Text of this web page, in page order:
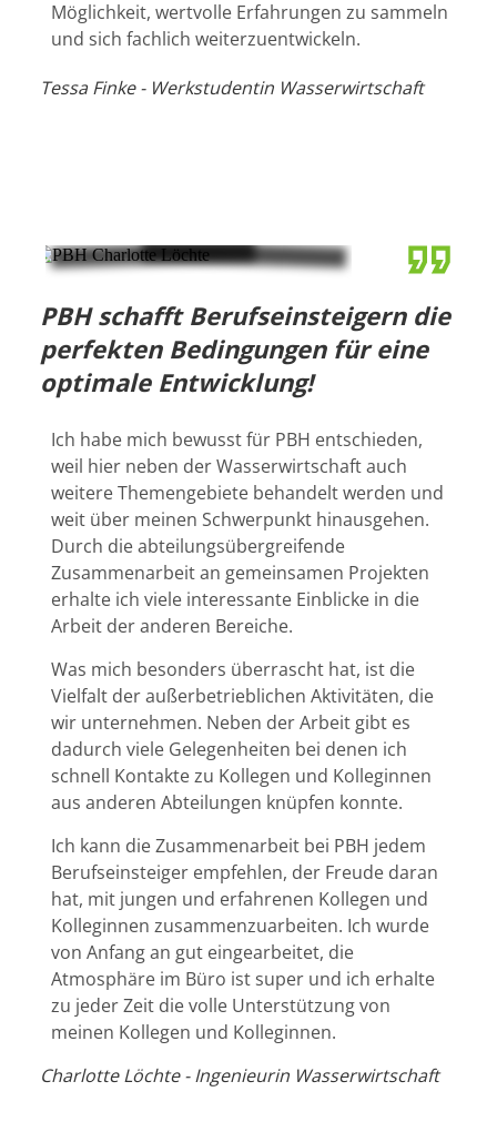
Möglichkeit, wertvolle Erfahrungen zu sammeln
und sich fachlich weiterzuentwickeln.
Tessa Finke - Werkstudentin Wasserwirtschaft
PBH schafft Berufseinsteigern die
perfekten Bedingungen für eine
optimale Entwicklung!
Ich habe mich bewusst für PBH entschieden,
weil hier neben der Wasserwirtschaft auch
weitere Themengebiete behandelt werden und
weit über meinen Schwerpunkt hinausgehen.
Durch die abteilungsübergreifende
Zusammenarbeit an gemeinsamen Projekten
erhalte ich viele interessante Einblicke in die
Arbeit der anderen Bereiche.
Was mich besonders überrascht hat, ist die
Vielfalt der außerbetrieblichen Aktivitäten, die
wir unternehmen. Neben der Arbeit gibt es
dadurch viele Gelegenheiten bei denen ich
schnell Kontakte zu Kollegen und Kolleginnen
aus anderen Abteilungen knüpfen konnte.
Ich kann die Zusammenarbeit bei PBH jedem
Berufseinsteiger empfehlen, der Freude daran
hat, mit jungen und erfahrenen Kollegen und
Kolleginnen zusammenzuarbeiten. Ich wurde
von Anfang an gut eingearbeitet, die
Atmosphäre im Büro ist super und ich erhalte
zu jeder Zeit die volle Unterstützung von
meinen Kollegen und Kolleginnen.
Charlotte Löchte - Ingenieurin Wasserwirtschaft